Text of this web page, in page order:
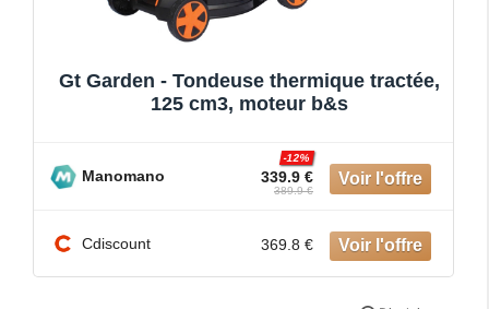
Gt Garden - Tondeuse thermique tractée,
125 cm3, moteur b&s
Manomano 339.9 €
-12%
389.9 €
Cdiscount 369.8 €